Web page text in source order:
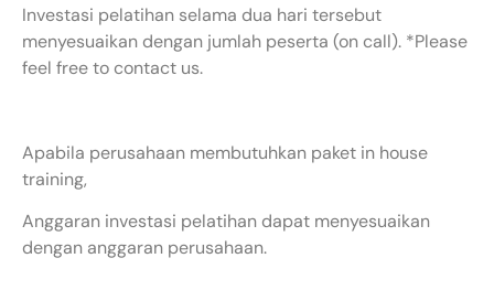
Investasi pelatihan selama dua hari tersebut
menyesuaikan dengan jumlah peserta (on call). *Please
feel free to contact us.
Apabila perusahaan membutuhkan paket in house
training,
Anggaran investasi pelatihan dapat menyesuaikan
dengan anggaran perusahaan.